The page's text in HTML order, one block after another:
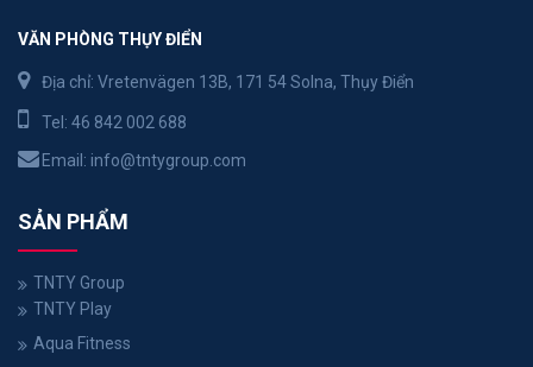
VĂN PHÒNG THỤY ĐIỂN
Địa chỉ: Vretenvägen 13B, 171 54 Solna, Thụy Điển
Tel: 46 842 002 688
Email: info@tntygroup.com
SẢN PHẨM
TNTY Group
TNTY Play
Aqua Fitness